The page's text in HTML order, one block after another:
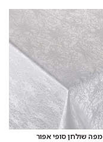
מפה שולחן סופי אפור